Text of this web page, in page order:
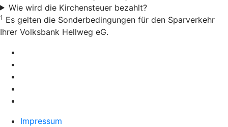
Wie wird die Kirchensteuer bezahlt?
1 Es gelten die Sonderbedingungen für den Sparverkehr
Ihrer Volksbank Hellweg eG.
Impressum